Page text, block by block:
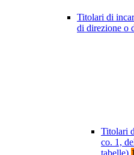
Titolari di
di direzione o
Titolari
co. 1,